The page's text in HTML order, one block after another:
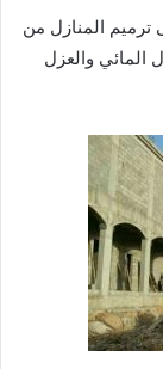
المنازل من
المائي والعزل